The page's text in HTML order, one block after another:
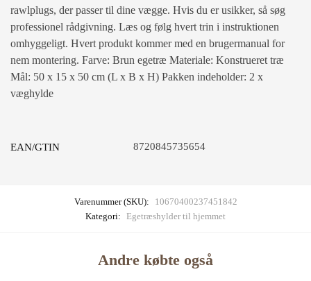
rawlplugs, der passer til dine vægge. Hvis du er usikker, så søg
professionel rådgivning. Læs og følg hvert trin i instruktionen
omhyggeligt. Hvert produkt kommer med en brugermanual for
nem montering. Farve: Brun egetræ Materiale: Konstrueret træ
Mål: 50 x 15 x 50 cm (L x B x H) Pakken indeholder: 2 x
væghylde
EAN/GTIN 8720845735654
Varenummer (SKU):
10670400237451842
Kategori: Egetræshylder til hjemmet
Andre købte også